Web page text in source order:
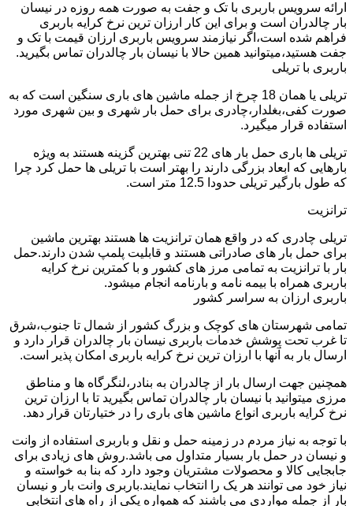
ارائه سرویس باربری با تک و جفت به صورت همه روزه در نیسان
بار چالدران است و برای این کار ارزان ترین نرخ کرایه باربری
فراهم شده است،اگر نیازمند سرویس باربری ارزان قیمت با تک و
جفت هستید،میتوانید همین حالا با نیسان بار چالدران تماس بگیرید.
باربری با تریلی
تریلی یا همان 18 چرخ از جمله ماشین های باری سنگین است که به
صورت کفی،بغلدار،چادری برای حمل بار شهری و بین شهری مورد
استفاده قرار میگیرد.
تریلی ها باری حمل بار های 22 تنی بهترین گزینه هستند به ویژه
بارهایی که ابعاد بزرگی دارند را بهتر است با تریلی ها حمل کرد چرا
که طول بارگیر تریلی حدودا 12.5 متر است.
ترانزیت
تریلی چادری که در واقع همان ترانزیت ها هستند بهترین ماشین
برای حمل بار های صادراتی هستند و قابلیت پلمپ شدن دارند.حمل
بار با ترانزیت به تمامی مرز های کشور و با کمترین نرخ کرایه
باربری همراه با بیمه نامه و بارنامه انجام میشود.
باربری ارزان به سراسر کشور
تمامی شهرستان های کوچک و بزرگ کشور از شمال تا جنوب،شرق
تا غرب تحت پوشش خدمات باربری نیسان بار چالدران قرار دارد و
ارسال بار به آنها با ارزان ترین نرخ کرایه باربری امکان پذیر است.
همچنین جهت ارسال بار از چالدران به بنادر،لنگرگاه ها و مناطق
مرزی میتوانید با نیسان بار چالدران تماس بگیرید تا با ارزان ترین
نرخ کرایه باربری انواع ماشین های باری را در ختیارتان قرار دهد.
با توجه به نیاز مردم در زمینه حمل و نقل و باربری استفاده از وانت
و نیسان در حمل بار بسیار متداول می باشد.روش های زیادی برای
جابجایی کالا و محصولات مشتریان وجود دارد که بنا به خواسته و
نیاز خود می توانند هر یک را انتخاب نمایند.باربری وانت بار و نیسان
بار از جمله مواردی می باشند که همواره یکی از راه های انتخابی